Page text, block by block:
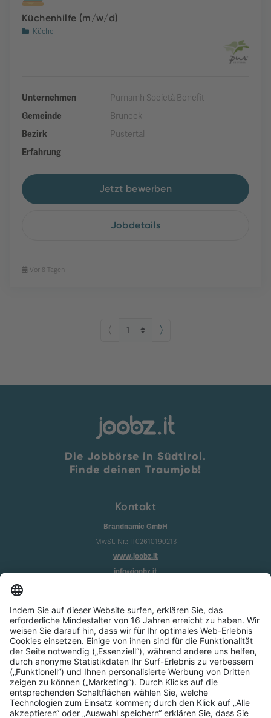
Küchenhilfe (m/w/d)
Küche
Unternehmen
Purnamh Società Benefit
Gemeinde
Bruneck
Bezirk
Pustertal
Erfahrung
Jetzt bewerben
Jobdetails
Vor 8 Tagen
⟨ ⟩
Die Jobbörse in Südtirol.
Finde deinen Traumjob!
Kontakt
Brandnamic GmbH
MwSt. Nr.: IT02610190213
www.joobz.it
info@joobz.it
Impressum
Datenschutz
AGB
Cookie-Einstellungen
Service
Über uns